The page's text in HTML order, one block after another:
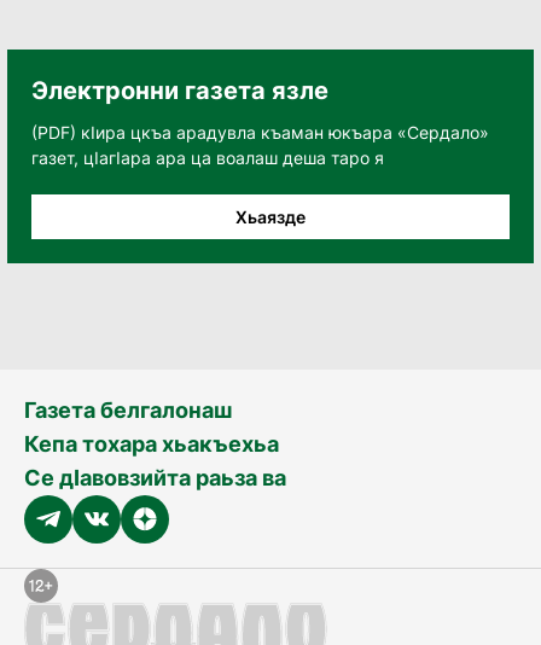
Электронни газета язле
(PDF) кӀира цкъа арадувла къаман юкъара «Сердало»
газет, цӀагӀара ара ца воалаш деша таро я
Хьаязде
Газета белгалонаш
Кепа тохара хьакъехьа
Се дӀавовзийта раьза ва